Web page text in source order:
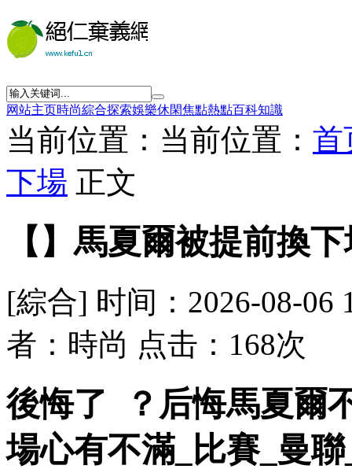
网站主页時尚綜合探索娛樂休閑焦點熱點百科知識
当前位置：当前位置： 首
下場 正文
【】馬夏爾被提前換
[綜合] 时间：2026-08-06
者：時尚 点击：168次
後悔了  ？后悔馬夏
場心有不滿_比賽_曼